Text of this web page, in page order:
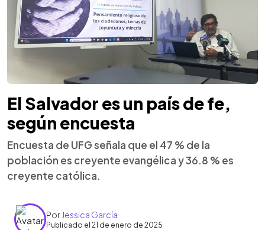
El Salvador es un país de fe,
según encuesta
Encuesta de UFG señala que el 47 % de la
población es creyente evangélica y 36.8 % es
creyente católica.
Por Jessica García
Publicado el 21 de enero de 2025